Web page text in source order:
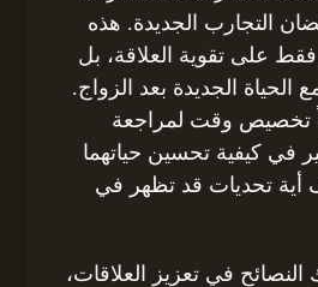
التجارب الجديدة. هذه
على تقوية العلاقة، بل
الحياة الجديدة بعد الزواج.
تخصيص وقت لمراجعة
في كيفية تحسين حياتهما
أية تحديات قد تظهر في
النصائح في تعزيز العلاقات،